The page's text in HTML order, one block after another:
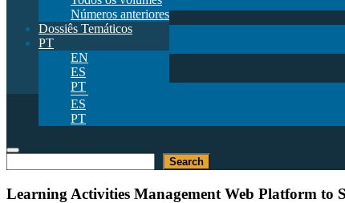
Conselho Editorial
Número atual
Todos os volumes
Dossiês Temáticos
EN
ES
PT
Números anteriores
Dossiês Temáticos
PT
EN
ES
PT
Search
Learning Activities Management Web Platform to